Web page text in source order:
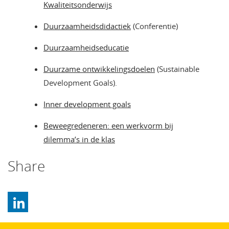
Kwaliteitsonderwijs
Duurzaamheidsdidactiek (Conferentie)
Duurzaamheidseducatie
Duurzame ontwikkelingsdoelen (Sustainable
Development Goals).
Inner development goals
Beweegredeneren: een werkvorm bij
dilemma’s in de klas
Share